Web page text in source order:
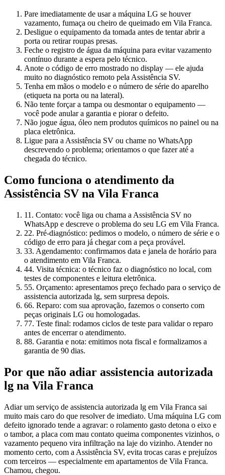
Pare imediatamente de usar a máquina LG se houver
vazamento, fumaça ou cheiro de queimado em Vila Franca.
Desligue o equipamento da tomada antes de tentar abrir a
porta ou retirar roupas presas.
Feche o registro de água da máquina para evitar vazamento
contínuo durante a espera pelo técnico.
Anote o código de erro mostrado no display — ele ajuda
muito no diagnóstico remoto pela Assistência SV.
Tenha em mãos o modelo e o número de série do aparelho
(etiqueta na porta ou na lateral).
Não tente forçar a tampa ou desmontar o equipamento —
você pode anular a garantia e piorar o defeito.
Não jogue água, óleo nem produtos químicos no painel ou na
placa eletrônica.
Ligue para a Assistência SV ou chame no WhatsApp
descrevendo o problema; orientamos o que fazer até a
chegada do técnico.
Como funciona o atendimento da
Assistência SV na Vila Franca
11. Contato: você liga ou chama a Assistência SV no
WhatsApp e descreve o problema do seu LG em Vila Franca.
22. Pré-diagnóstico: pedimos o modelo, o número de série e o
código de erro para já chegar com a peça provável.
33. Agendamento: confirmamos data e janela de horário para
o atendimento em Vila Franca.
44. Visita técnica: o técnico faz o diagnóstico no local, com
testes de componentes e leitura eletrônica.
55. Orçamento: apresentamos preço fechado para o serviço de
assistencia autorizada lg, sem surpresa depois.
66. Reparo: com sua aprovação, fazemos o conserto com
peças originais LG ou homologadas.
77. Teste final: rodamos ciclos de teste para validar o reparo
antes de encerrar o atendimento.
88. Garantia e nota: emitimos nota fiscal e formalizamos a
garantia de 90 dias.
Por que não adiar assistencia autorizada
lg na Vila Franca
Adiar um serviço de assistencia autorizada lg em Vila Franca sai
muito mais caro do que resolver de imediato. Uma máquina LG com
defeito ignorado tende a agravar: o rolamento gasto detona o eixo e
o tambor, a placa com mau contato queima componentes vizinhos, o
vazamento pequeno vira infiltração na laje do vizinho. Atender no
momento certo, com a Assistência SV, evita trocas caras e prejuízos
com terceiros — especialmente em apartamentos de Vila Franca.
Chamou, chegou.